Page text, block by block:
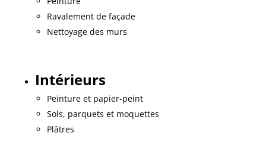
Ravalement de façade
Nettoyage des murs
Intérieurs
Peinture et papier-peint
Sols, parquets et moquettes
Plâtres